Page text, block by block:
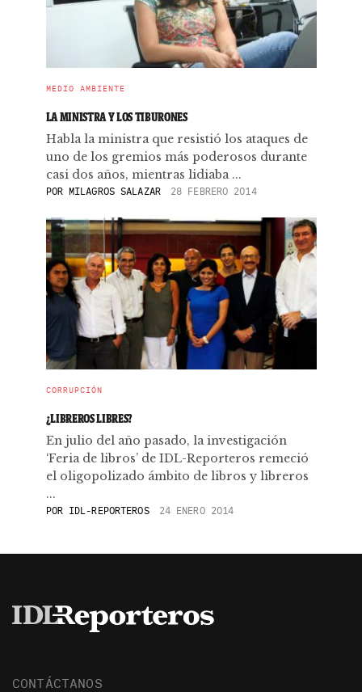
MEDIO AMBIENTE
LA MINISTRA Y LOS TIBURONES
Habla la ministra que resistió los ataques de
uno de los gremios más poderosos durante
casi dos años, mientras lidiaba ...
PORMILAGROS SALAZAR 28 FEBRERO 2014
CORRUPCIÓN
¿LIBREROS LIBRES?
En julio del año pasado, la investigación
‘Feria de libros’ de IDL-Reporteros remeció
el oligopolizado ámbito de libros y libreros
...
POR IDL-REPORTEROS 24 ENERO 2014
CONTÁCTANOS